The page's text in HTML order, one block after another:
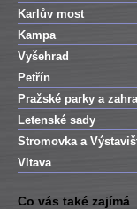
Karlův most
Kampa
Vyšehrad
Petřín
Pražské parky a
Letenské sady
Stromovka a
Vltava
Co vás také zajímá